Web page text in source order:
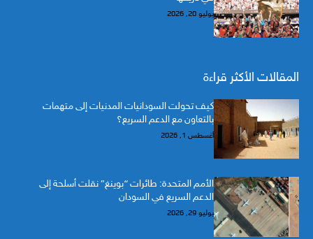
يوليو 20, 2026
المقالات الأكثر قراءة
كيف تحولت السودانيات المدنيات إلى متهمات
بالتعاون مع الدعم السريع؟
أغسطس 1, 2026
الأمم المتحدة: طائرات “بوينغ” نقلت أسلحة إلى
الدعم السريع في السودان
يوليو 29, 2026